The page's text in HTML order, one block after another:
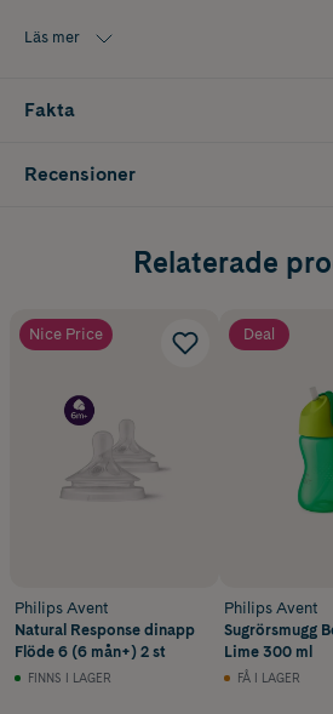
Flaskan rymmer 260ml.
Läs mer
Fakta
Recensioner
Relaterade
Nice Price
Philips Avent
Natural Response dinapp
Flöde 6 (6 mån+) 2 st
FINNS I LAGER
Deal
Philips Avent
Sugrörsmugg
Lime 300 ml
FÅ I LAGER